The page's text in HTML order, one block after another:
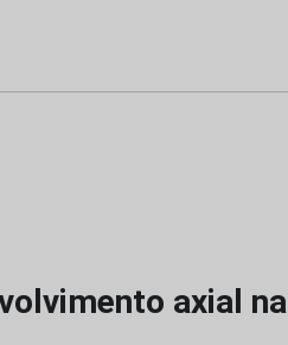
axial na